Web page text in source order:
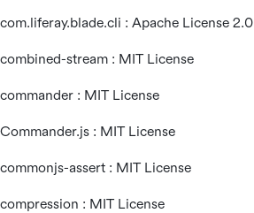
com.liferay.blade.cli : Apache License 2.0
combined-stream : MIT License
commander : MIT License
Commander.js : MIT License
commonjs-assert : MIT License
compression : MIT License